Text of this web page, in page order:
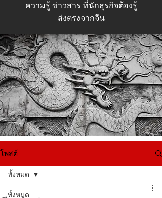
ความรู้ ข่าวสาร ที่นักธุรกิจต้องรู้
ส่งตรงจากจีน
โพสต์
ทั้งหมด
ทั้งหมด